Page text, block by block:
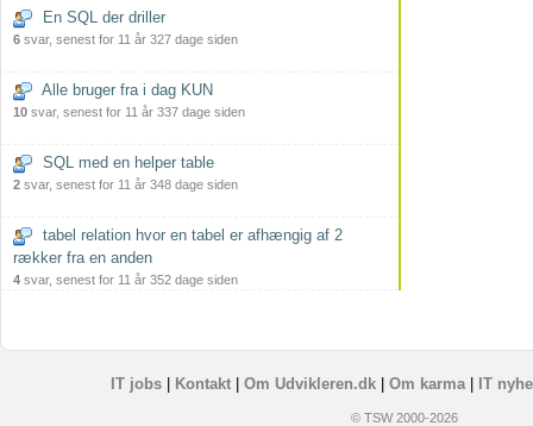
En SQL der driller
6 svar, senest for 11 år 327 dage siden
Alle bruger fra i dag KUN
10 svar, senest for 11 år 337 dage siden
SQL med en helper table
2 svar, senest for 11 år 348 dage siden
tabel relation hvor en tabel er afhængig af 2
rækker fra en anden
4 svar, senest for 11 år 352 dage siden
IT jobs| Kontakt| Om Udvikleren.dk| Om karma| IT
© TSW 2000-2026